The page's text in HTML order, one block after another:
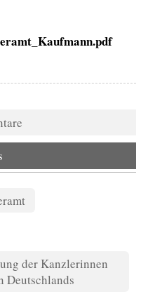
der Kanzlerinnen
Deutschlands